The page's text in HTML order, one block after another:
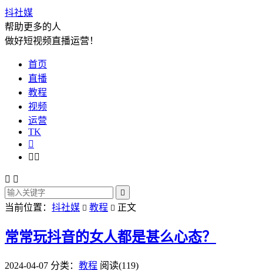
抖社媒
帮助更多的人
做好短视频直播运营！
首页
直播
教程
视频
运营
TK

 
 

当前位置： 抖社媒  教程  正文
常常玩抖音的女人都是甚么心态？
2024-04-07 分类： 教程 阅读(119)